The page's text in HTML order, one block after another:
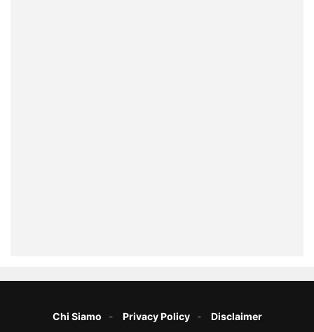
Chi Siamo Privacy Policy Disclaimer